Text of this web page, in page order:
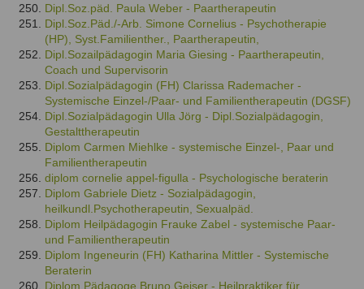
Dipl.Soz.päd. Paula Weber - Paartherapeutin
Dipl.Soz.Päd./-Arb. Simone Cornelius - Psychotherapie
(HP), Syst.Familienther., Paartherapeutin,
Dipl.Sozailpädagogin Maria Giesing - Paartherapeutin,
Coach und Supervisorin
Dipl.Sozialpädagogin (FH) Clarissa Rademacher -
Systemische Einzel-/Paar- und Familientherapeutin (DGSF)
Dipl.Sozialpädagogin Ulla Jörg - Dipl.Sozialpädagogin,
Gestalttherapeutin
Diplom Carmen Miehlke - systemische Einzel-, Paar und
Familientherapeutin
diplom cornelie appel-figulla - Psychologische beraterin
Diplom Gabriele Dietz - Sozialpädagogin,
heilkundl.Psychotherapeutin, Sexualpäd.
Diplom Heilpädagogin Frauke Zabel - systemische Paar-
und Familientherapeutin
Diplom Ingeneurin (FH) Katharina Mittler - Systemische
Beraterin
Diplom Pädagoge Bruno Geiser - Heilpraktiker für